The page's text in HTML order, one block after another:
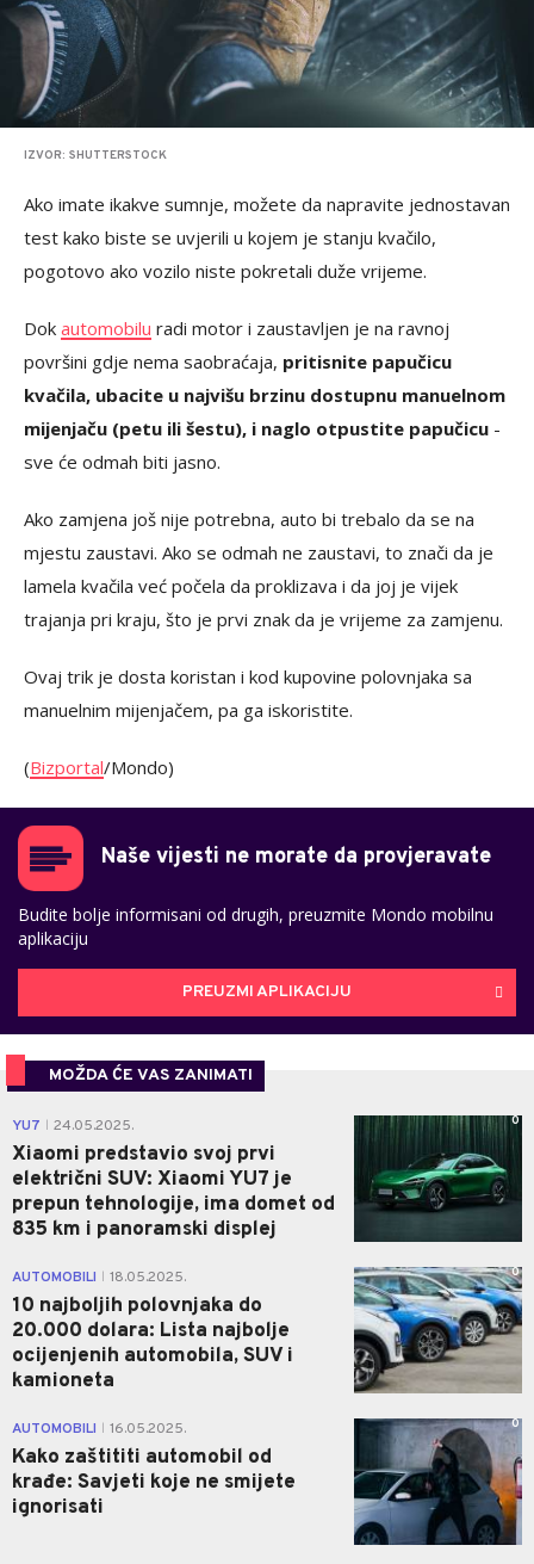
IZVOR: SHUTTERSTOCK
Ako imate ikakve sumnje, možete da napravite jednostavan
test kako biste se uvjerili u kojem je stanju kvačilo,
pogotovo ako vozilo niste pokretali duže vrijeme.
Dok automobilu radi motor i zaustavljen je na ravnoj
površini gdje nema saobraćaja, pritisnite papučicu
kvačila, ubacite u najvišu brzinu dostupnu manuelnom
mijenjaču (petu ili šestu), i naglo otpustite papučicu -
sve će odmah biti jasno.
Ako zamjena još nije potrebna, auto bi trebalo da se na
mjestu zaustavi. Ako se odmah ne zaustavi, to znači da je
lamela kvačila već počela da proklizava i da joj je vijek
trajanja pri kraju, što je prvi znak da je vrijeme za zamjenu.
Ovaj trik je dosta koristan i kod kupovine polovnjaka sa
manuelnim mijenjačem, pa ga iskoristite.
(Bizportal/Mondo)
Naše vijesti ne morate da provjeravate
Budite bolje informisani od drugih, preuzmite Mondo mobilnu
aplikaciju
PREUZMI APLIKACIJU
MOŽDA ĆE VAS ZANIMATI
YU7 24.05.2025.
Xiaomi predstavio svoj prvi
električni SUV: Xiaomi YU7 je
prepun tehnologije, ima domet od
835 km i panoramski displej
0
AUTOMOBILI 18.05.2025.
10 najboljih polovnjaka do
20.000 dolara: Lista najbolje
ocijenjenih automobila, SUV i
kamioneta
0
AUTOMOBILI 16.05.2025.
Kako zaštititi automobil od
krađe: Savjeti koje ne smijete
ignorisati
0